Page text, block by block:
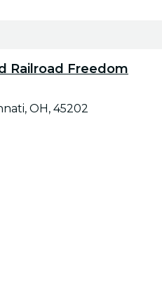
Railroad Freedom
OH, 45202